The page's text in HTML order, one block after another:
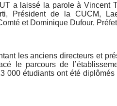
a laissé la parole à Vincent
Président de la CUCM,
et Dominique Dufour,
les anciens directeurs et
le parcours de
000 étudiants ont été diplômés